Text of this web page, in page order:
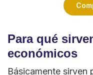
Para qué
económicos
Básicamente sirven